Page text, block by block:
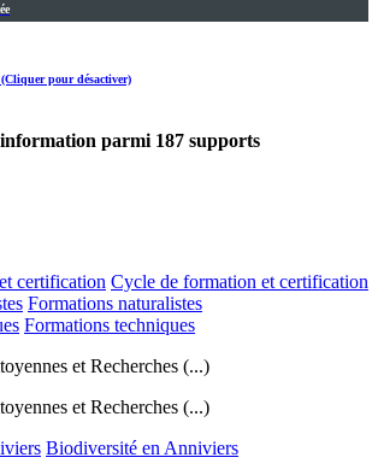
(Cliquer pour désactiver)
parmi 187 supports
certification Cycle de formation et certification
Formations naturalistes
Formations techniques
et Recherches (...)
et Recherches (...)
Biodiversité en Anniviers